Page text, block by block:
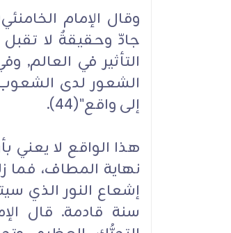
وقال الإمام
جادّ وحقيقةٌ لا
التأثير في
الشعور لدى
إلى واقع"(44).
هذا الواقع لا يعني
نهاية المطاف، فما
إشعاع النور الذي
سنة قادمة. قال